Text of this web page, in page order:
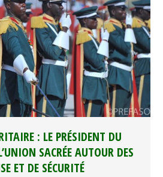
: LE PRÉSIDENT DU
SACRÉE AUTOUR DES
ET DE SÉCURITÉ